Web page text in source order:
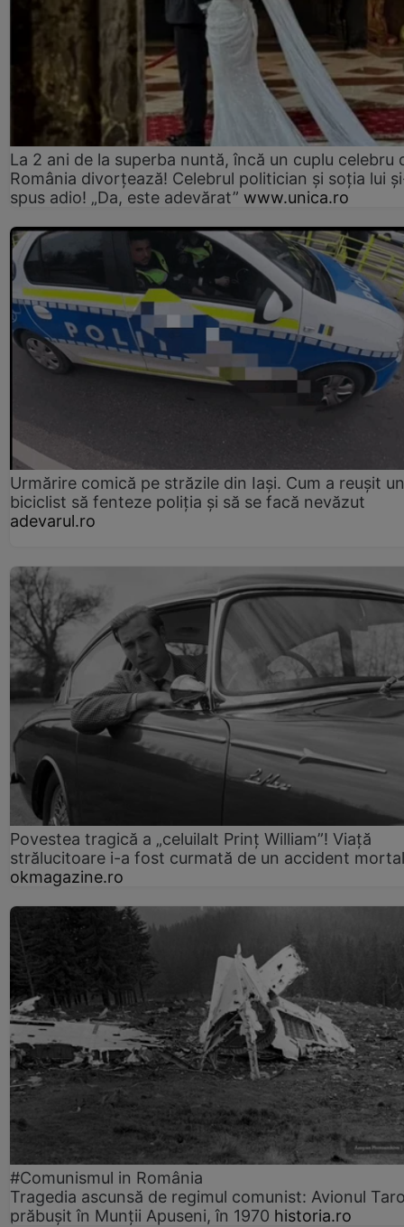
La 2 ani de la superba nuntă, încă un cuplu celebru
România divorțează! Celebrul politician și soția lui
spus adio! „Da, este adevărat” www.unica.ro
Urmărire comică pe străzile din Iași. Cum a reușit un
biciclist să fenteze poliția și să se facă nevăzut
adevarul.ro
Povestea tragică a „celuilalt Prinț William”! Viață
strălucitoare i-a fost curmată de un accident mortal
okmagazine.ro
#Comunismul in România
Tragedia ascunsă de regimul comunist: Avionul
prăbușit în Munții Apuseni, în 1970 historia.ro